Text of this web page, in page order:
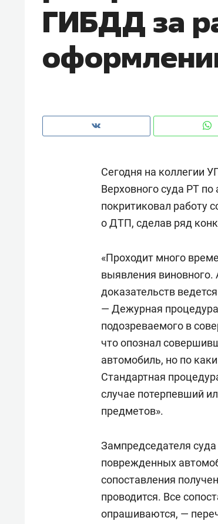
ГИБДД за
Сегодня на коллегии
Верховного суда РТ
покритиковал работу
о ДТП, сделав ряд
«Проходит много
выявления виновного.
доказательств
— Дежурная
подозреваемого в
что опознал
автомобиль, но по
Стандартная
случае потерпевший
предметов».
Зампредседателя
поврежденных
сопоставления
проводится. Все
опрашиваются, —
Падел, фитнес, танцы и даже
стал Меккой для любителей